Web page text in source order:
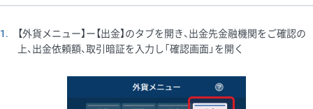
1
【外貨メニュー】ー【出金】のタブを開き、出金先金融機関をご確認の
上、出金依頼額、取引暗証を入力し「確認画面」を開く